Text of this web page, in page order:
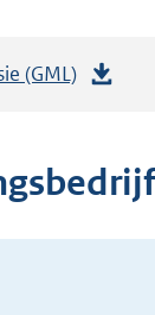
(GML)
t
a
n